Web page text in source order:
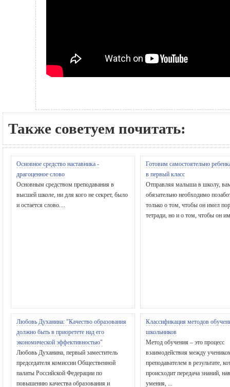
Также советуем почитать:
Основное средство наставника -
драгоценное слово
Основным средством преподавания в
высшей школе, ни для кого не секрет, было
и остается слово....
Готовим самостоятельно
в первый класс
Отправляя малыша в школу,
обязательно необходимо
только о том, чтобы он имел
тетради, но и о том, чтобы он
Любовь Духанина: "Качество образования
должно быть в приоретете над его
экономической эффективностью"
Любовь Духанина, первый заместитель
председателя комиссии Общественной
палаты Российской Федерации по
повышению качества образования и
Классификация методов
школьников
Метод обучения – это процесс
взаимодействия между
преподавателем в результате,
происходит передача знаний,
умения, ...